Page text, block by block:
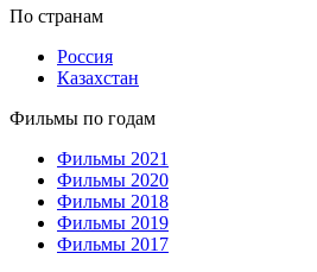
По странам
Россия
Казахстан
Фильмы по годам
Фильмы 2021
Фильмы 2020
Фильмы 2018
Фильмы 2019
Фильмы 2017